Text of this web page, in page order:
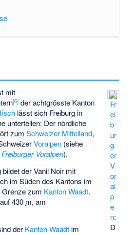
Fr
ei
b
ur
g
er
V
or
al
p
e
n:
D
mit
[6] der achtgrösste Kanton
lässt sich Freiburg in
unterteilen: Der nördliche
zumSchweizer Mittelland,
Voralpen (siehe
Freiburger Voralpen).
bildet derVanil Noir mit
im Süden des Kantons im
Grenze zum Kanton Waadt.
430 m, am
der Kanton Waadt im